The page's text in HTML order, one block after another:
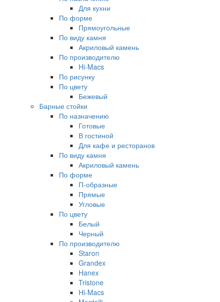
Для кухни
По форме
Прямоугольные
По виду камня
Акриловый камень
По производителю
Hi-Macs
По рисунку
По цвету
Бежевый
Барные стойки
По назначению
Готовые
В гостиной
Для кафе и ресторанов
По виду камня
Акриловый камень
По форме
П-образные
Прямые
Угловые
По цвету
Белый
Черный
По производителю
Staron
Grandex
Hanex
Tristone
Hi-Macs